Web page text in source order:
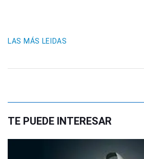
LAS MÁS LEIDAS
TE PUEDE INTERESAR